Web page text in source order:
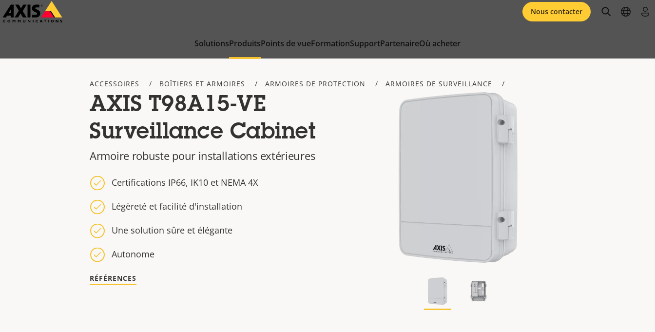
Passer
au
SolutionsProduitsPoints de vueFormationSupportPartenaireOù acheter
Nous contacter openopen
ACCESSOIRES BOÎTIERS ET ARMOIRES ARMOIRES DE PROTECTION ARMOIRES DE SURVEILLANCE
AXIS T98A15-VE
Surveillance Cabinet
Armoire robuste pour installations extérieures
Certifications IP66, IK10 et NEMA 4X
Légèreté et facilité d'installation
Une solution sûre et élégante
Autonome
RÉFÉRENCES